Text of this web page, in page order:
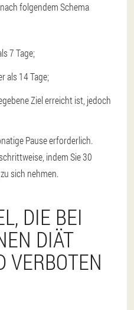
folgendem Schema
7 Tage;
als 14 Tage;
Ziel erreicht ist, jedoch
Pause erforderlich.
indem Sie 30
sich nehmen.
DIE BEI
DIÄT
VERBOTEN